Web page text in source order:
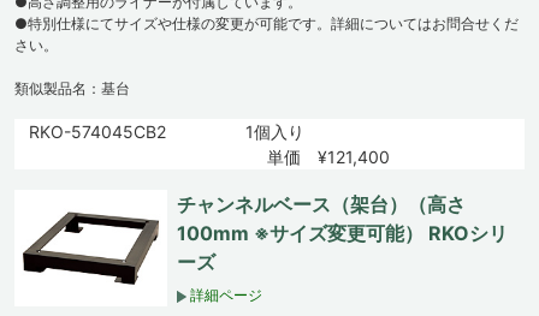
●特別仕様にてサイズや仕様の変更が可能です。詳細についてはお問合せくだ
さい。
類似製品名：基台
RKO-574045CB2
1個入り
単価 ¥121,400
チャンネルベース（架台）（高さ
100mm ※サイズ変更可能） RKOシリ
ーズ
詳細ページ